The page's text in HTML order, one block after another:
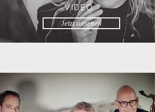
Jetzt ansehen
VIDEO